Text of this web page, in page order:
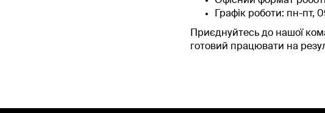
Графік роботи: пн-пт,
Приєднуйтесь до нашої
готовий працювати на